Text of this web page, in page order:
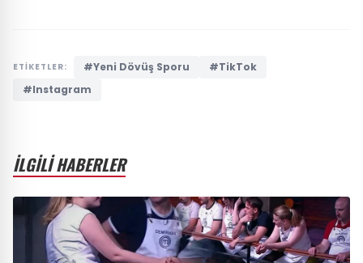
ETİKETLER: #Yeni Dövüş Sporu
#TikTok
#Instagram
İLGİLİ HABERLER